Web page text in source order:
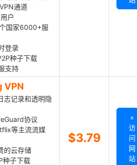
通道
户
国家6000+服
登录
种子下载
支持
VPN
志记录和透明隐
协议
等主流流媒
的云存储
种子下载
$3.79
»
访
问
网
站